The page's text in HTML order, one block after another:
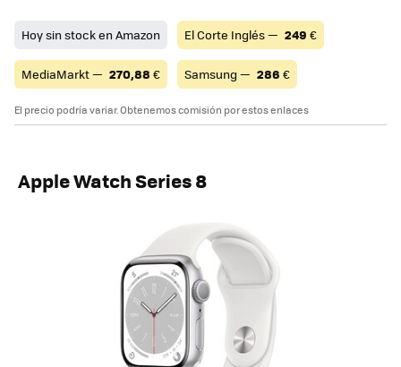
Hoy sin stock en Amazon El Corte Inglés — 249 €
MediaMarkt — 270,88 € Samsung — 286 €
El precio podría variar. Obtenemos comisión por estos enlaces
Apple Watch Series 8